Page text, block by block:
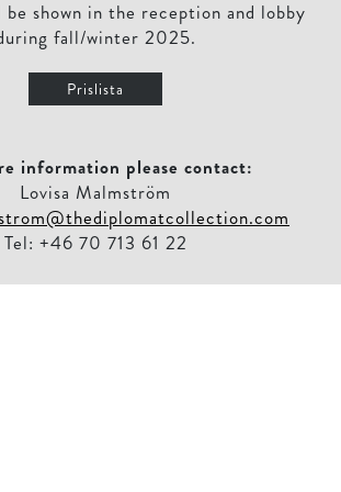
be shown in the reception and lobby
fall/winter 2025.
Prislista
information please contact:
Lovisa Malmström
Tel: +46 70 713 61 22